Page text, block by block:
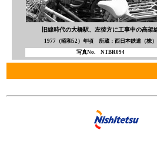
旧線時代の大橋駅、左後方に工事中の高架
1977（昭和52）年頃 所蔵：西日本鉄道（株）
写真No. NTBR094